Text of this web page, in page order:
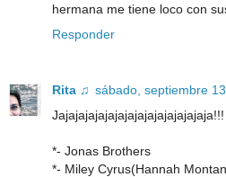
hermana me tiene loco con
Responder
Rita ♫ sábado, septiembre
Jajajajajajajajajajajajajajajaja!!!
*- Jonas Brothers
*- Miley Cyrus(Hannah